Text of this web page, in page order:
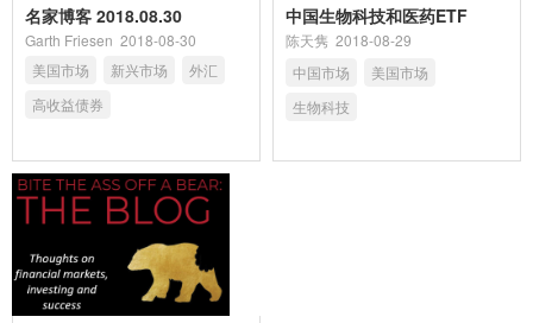
名家博客 2018.08.30
Garth Friesen 2018-08-30
美国市场
新兴市场
外汇
高收益债券
中国生物科技和医药ETF
陈天隽 2018-08-29
中国市场
美国市场
生物科技